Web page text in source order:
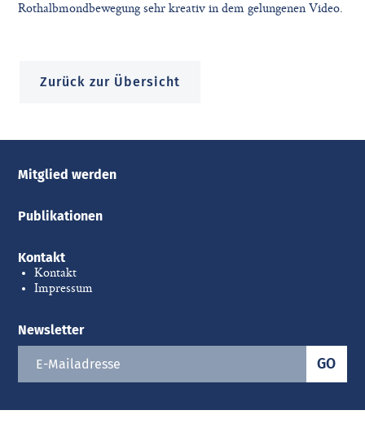
Rothalbmondbewegung sehr kreativ in dem gelungenen Video.
Zurück zur Übersicht
Mitglied werden
Publikationen
Kontakt
Kontakt
Impressum
Newsletter
GO